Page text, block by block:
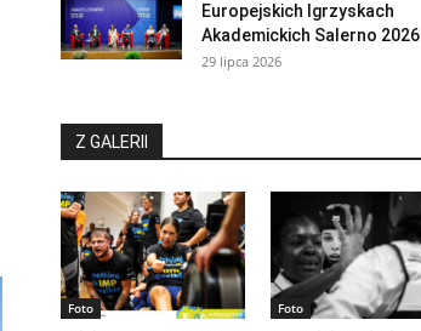
Europejskich Igrzyskach
Akademickich Salerno 2026
29 lipca 2026
Z GALERII
Foto Foto